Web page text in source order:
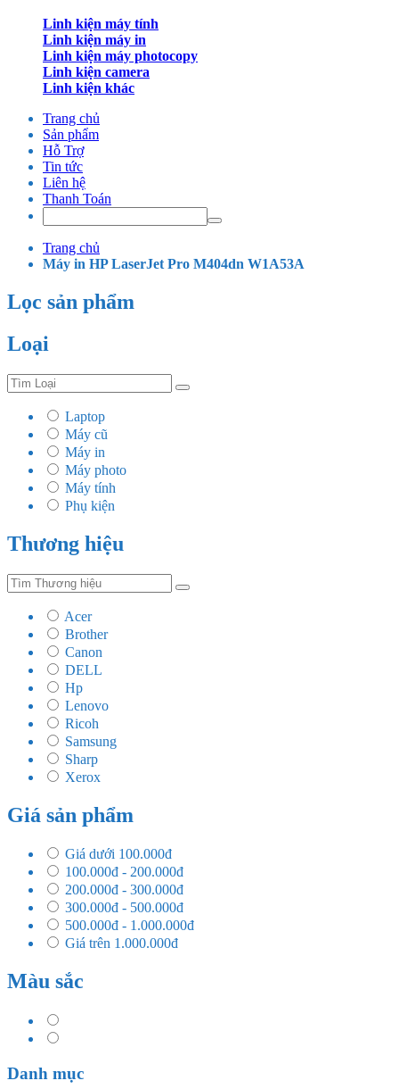
Linh kiện máy tính
Linh kiện máy in
Linh kiện máy photocopy
Linh kiện camera
Linh kiện khác
Trang chủ
Sản phẩm
Hỗ Trợ
Tin tức
Liên hệ
Thanh Toán
Trang chủ
Máy in HP LaserJet Pro M404dn W1A53A
Lọc sản phẩm
Loại
Laptop
Máy cũ
Máy in
Máy photo
Máy tính
Phụ kiện
Thương hiệu
Acer
Brother
Canon
DELL
Hp
Lenovo
Ricoh
Samsung
Sharp
Xerox
Giá sản phẩm
Giá dưới 100.000đ
100.000đ - 200.000đ
200.000đ - 300.000đ
300.000đ - 500.000đ
500.000đ - 1.000.000đ
Giá trên 1.000.000đ
Màu sắc
Danh mục